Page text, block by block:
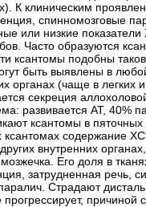
К клиническим
спинномозговые
или низкие
Часто образуются
ксантомы подобны
быть выявлены в
(чаще в легких
секреция
развивается АТ, 40%
ксантомы в
содержание
внутренних
Его доля в
затрудненная
паралич. Страдают